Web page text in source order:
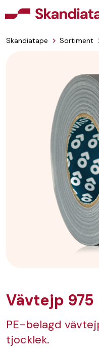
Skandiatape Sortiment
Vävtejp 975
PE-belagd
tjocklek.